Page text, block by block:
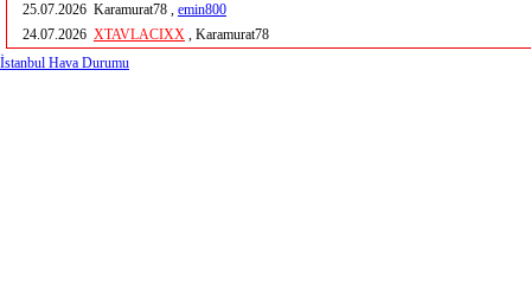
25.07.2026 Karamurat78 , emin800
24.07.2026 XTAVLACIXX , Karamurat78
İstanbul Hava Durumu